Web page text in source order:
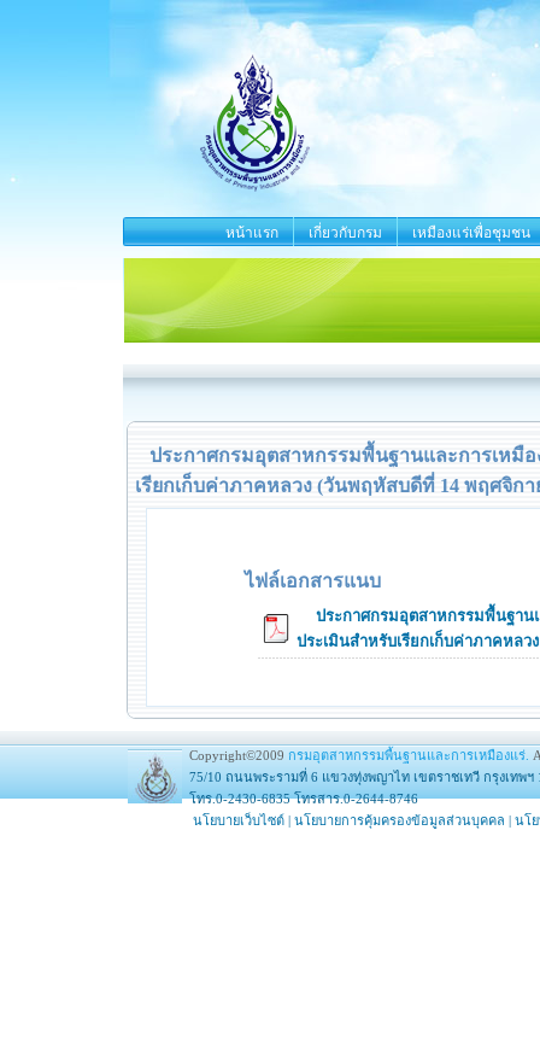
หน้าแรก เกี่ยวกับกรม เหมืองแร่เพื่อชุมชน
ประกาศกรมอุตสาหกรรมพื้นฐานและการเหมื
เรียกเก็บค่าภาคหลวง (วันพฤหัสบดีที่ 14 พฤศจิกา
ไฟล์เอกสารแนบ
ประกาศกรมอุตสาหกรรมพื้นฐาน
ประเมินสำหรับเรียกเก็บค่าภาคหล
Copyright©2009 กรมอุตสาหกรรมพื้นฐานและการเหมืองแร่.
75/10 ถนนพระรามที่ 6 แขวงทุ่งพญาไท เขตราชเทวี กรุงเทพฯ
โทร.0-2430-6835 โทรสาร.0-2644-8746
นโยบายเว็บไซต์ | นโยบายการคุ้มครองข้อมูลส่วนบุคคล | นโ